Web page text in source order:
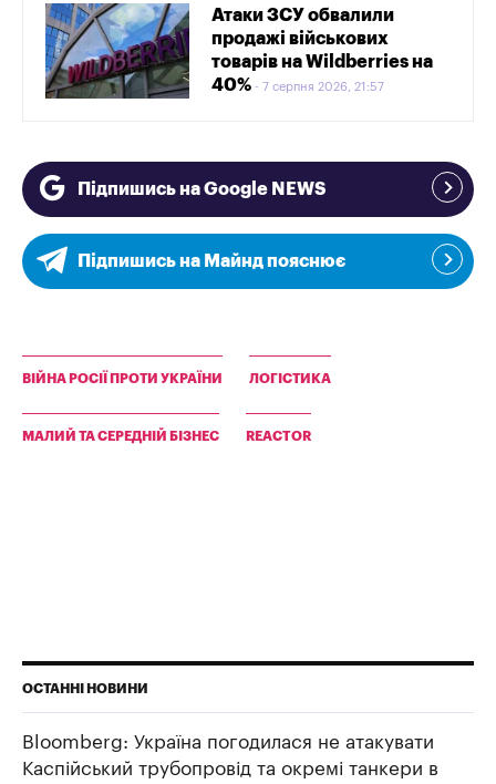
Атаки ЗСУ обвалили
продажі військових
товарів на Wildberries на
40%
7 серпня 2026, 21:57
Підпишись на Google NEWS
Підпишись на Майнд пояснює
ВІЙНА РОСІЇ ПРОТИ УКРАЇНИ ЛОГІСТИКА
МАЛИЙ ТА СЕРЕДНІЙ БІЗНЕС REACTOR
ОСТАННІ НОВИНИ
Bloomberg: Україна погодилася не атакувати
Каспійський трубопровід та окремі танкери в